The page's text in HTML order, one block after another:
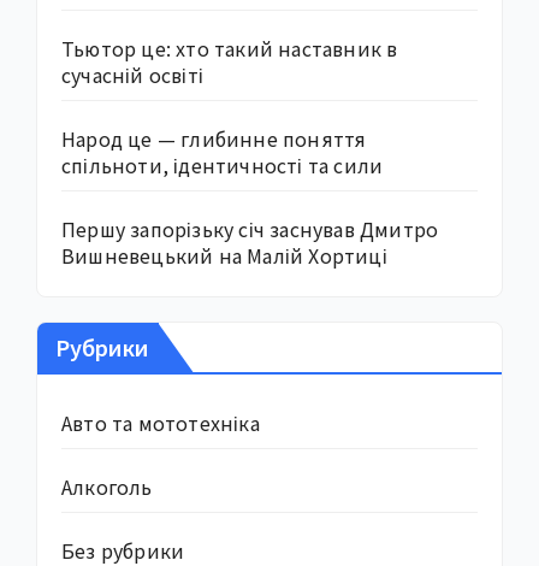
Тьютор це: хто такий наставник в
сучасній освіті
Народ це — глибинне поняття
спільноти, ідентичності та сили
Першу запорізьку січ заснував Дмитро
Вишневецький на Малій Хортиці
Рубрики
Авто та мототехніка
Алкоголь
Без рубрики